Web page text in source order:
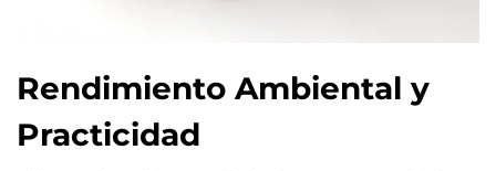
Rendimiento Ambiental y
Practicidad